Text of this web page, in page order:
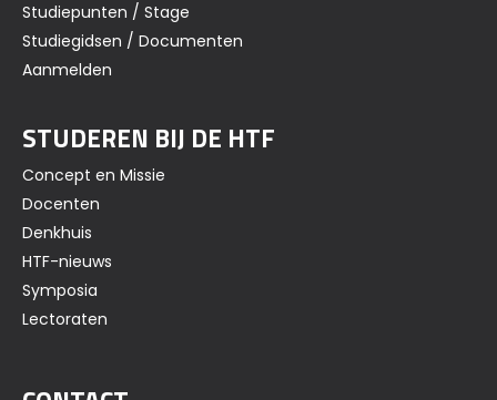
Studiepunten / Stage
Studiegidsen / Documenten
Aanmelden
STUDEREN BIJ DE HTF
Concept en Missie
Docenten
Denkhuis
HTF-nieuws
Symposia
Lectoraten